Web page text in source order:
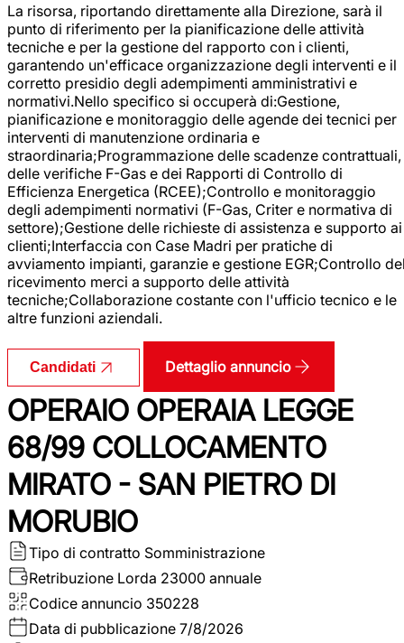
La risorsa, riportando direttamente alla Direzione, sarà il
punto di riferimento per la pianificazione delle attività
tecniche e per la gestione del rapporto con i clienti,
garantendo un'efficace organizzazione degli interventi e il
corretto presidio degli adempimenti amministrativi e
normativi.Nello specifico si occuperà di:Gestione,
pianificazione e monitoraggio delle agende dei tecnici per
interventi di manutenzione ordinaria e
straordinaria;Programmazione delle scadenze contrattuali,
delle verifiche F-Gas e dei Rapporti di Controllo di
Efficienza Energetica (RCEE);Controllo e monitoraggio
degli adempimenti normativi (F-Gas, Criter e normativa di
settore);Gestione delle richieste di assistenza e supporto ai
clienti;Interfaccia con Case Madri per pratiche di
avviamento impianti, garanzie e gestione EGR;Controllo
ricevimento merci a supporto delle attività
tecniche;Collaborazione costante con l'ufficio tecnico e le
altre funzioni aziendali.
Candidati Dettaglio annuncio
OPERAIO OPERAIA LEGGE
68/99 COLLOCAMENTO
MIRATO - SAN PIETRO DI
MORUBIO
Tipo di contratto Somministrazione
Retribuzione Lorda 23000 annuale
Codice annuncio 350228
Data di pubblicazione 7/8/2026